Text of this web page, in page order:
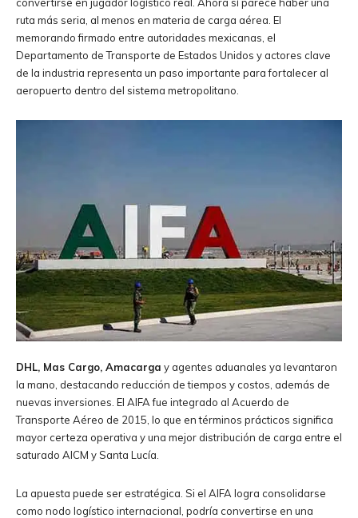
ruta más seria, al menos en materia de carga aérea. El
memorando firmado entre autoridades mexicanas, el
Departamento de Transporte de Estados Unidos y actores clave
de la industria representa un paso importante para fortalecer al
aeropuerto dentro del sistema metropolitano.
DHL, Mas Cargo, Amacarga y agentes aduanales ya levantaron
la mano, destacando reducción de tiempos y costos, además de
nuevas inversiones. El AIFA fue integrado al Acuerdo de
Transporte Aéreo de 2015, lo que en términos prácticos significa
mayor certeza operativa y una mejor distribución de carga entre el
saturado AICM y Santa Lucía.
La apuesta puede ser estratégica. Si el AIFA logra consolidarse
como nodo logístico internacional, podría convertirse en una